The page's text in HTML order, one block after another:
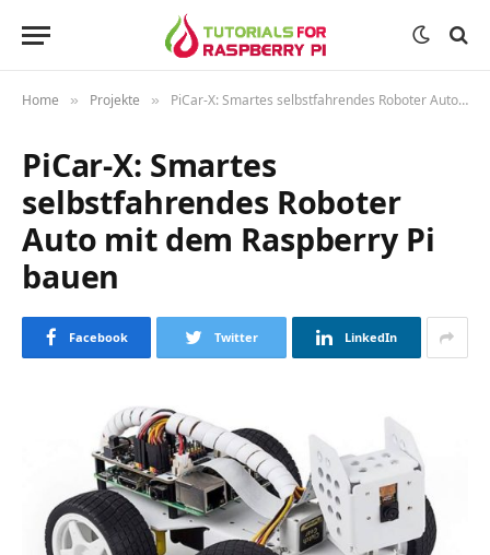
Home » Projekte » PiCar-X: Smartes selbstfahrendes Roboter Auto mit dem Raspberry Pi bauen
PiCar-X: Smartes
selbstfahrendes Roboter
Auto mit dem Raspberry Pi
bauen
Facebook Twitter LinkedIn